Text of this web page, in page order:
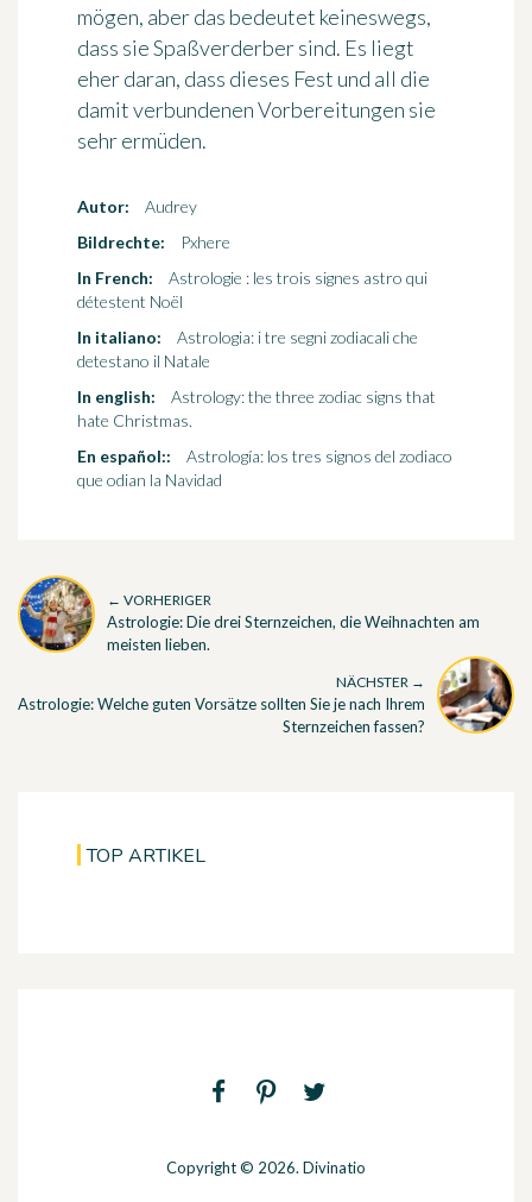
mögen, aber das bedeutet keineswegs,
dass sie Spaßverderber sind. Es liegt
eher daran, dass dieses Fest und all die
damit verbundenen Vorbereitungen sie
sehr ermüden.
Autor:
Audrey
Bildrechte:
Pxhere
In French:
Astrologie : les trois signes astro qui
détestent Noël
In italiano:
Astrologia: i tre segni zodiacali che
detestano il Natale
In english:
Astrology: the three zodiac signs that
hate Christmas.
En español::
Astrología: los tres signos del zodiaco
que odian la Navidad
← VORHERIGER
Astrologie: Die drei Sternzeichen, die Weihnachten am
meisten lieben.
NÄCHSTER →
Astrologie: Welche guten Vorsätze sollten Sie je nach Ihrem
Sternzeichen fassen?
TOP ARTIKEL
Copyright © 2026. Divinatio